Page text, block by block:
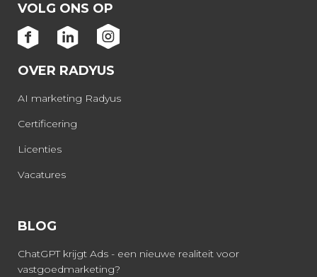
VOLG ONS OP
OVER RADYUS
AI marketing Radyus
Certificering
Licenties
Vacatures
BLOG
ChatGPT krijgt Ads - een nieuwe realiteit voor
vastgoedmarketing?